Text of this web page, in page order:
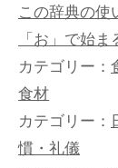
この辞典の使
「お」で始ま
カテゴリー：
食材
カテゴリー：
慣・礼儀